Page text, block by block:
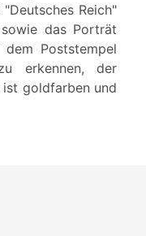
Reich"
das Porträt
Poststempel
erkennen, der
goldfarben und